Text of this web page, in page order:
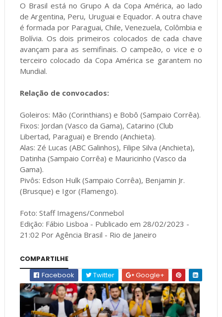
O Brasil está no Grupo A da Copa América, ao lado
de Argentina, Peru, Uruguai e Equador. A outra chave
é formada por Paraguai, Chile, Venezuela, Colômbia e
Bolívia. Os dois primeiros colocados de cada chave
avançam para as semifinais. O campeão, o vice e o
terceiro colocado da Copa América se garantem no
Mundial.
Relação de convocados:
Goleiros: Mão (Corinthians) e Bobô (Sampaio Corrêa).
Fixos: Jordan (Vasco da Gama), Catarino (Club
Libertad, Paraguai) e Brendo (Anchieta).
Alas: Zé Lucas (ABC Galinhos), Filipe Silva (Anchieta),
Datinha (Sampaio Corrêa) e Mauricinho (Vasco da
Gama).
Pivôs: Edson Hulk (Sampaio Corrêa), Benjamin Jr.
(Brusque) e Igor (Flamengo).
Foto: Staff Imagens/Conmebol
Edição: Fábio Lisboa - Publicado em 28/02/2023 -
21:02 Por Agência Brasil - Rio de Janeiro
COMPARTILHE
Facebook
Twitter Google+